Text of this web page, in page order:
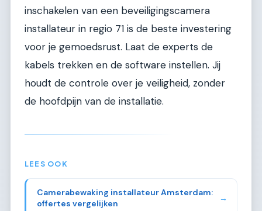
inschakelen van een beveiligingscamera
installateur in regio 71 is de beste investering
voor je gemoedsrust. Laat de experts de
kabels trekken en de software instellen. Jij
houdt de controle over je veiligheid, zonder
de hoofdpijn van de installatie.
LEES OOK
Camerabewaking installateur Amsterdam:
offertes vergelijken
→